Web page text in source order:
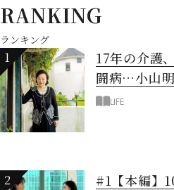
RANKING
ランキング
1
17年の介護
闘病…小山
ん「今満たさ
LIFE
2
#1【本編】